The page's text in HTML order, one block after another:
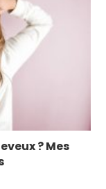
? Mes